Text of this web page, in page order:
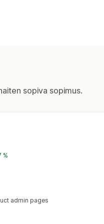
sopiva sopimus.
%
admin pages